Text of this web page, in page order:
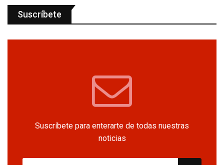
Suscríbete
Suscríbete para enterarte de todas nuestras
noticias